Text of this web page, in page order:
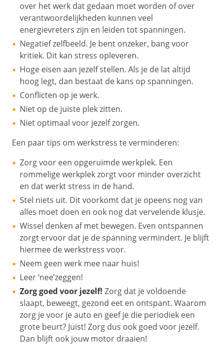
over het werk dat gedaan moet worden of over
verantwoordelijkheden kunnen veel
energievreters zijn en leiden tot spanningen.
Negatief zelfbeeld. Je bent onzeker, bang voor
kritiek. Dit kan stress opleveren.
Hoge eisen aan jezelf stellen. Als je de lat altijd
hoog legt, dan bestaat de kans op spanningen.
Conflicten op je werk.
Niet op de juiste plek zitten.
Niet optimaal voor jezelf zorgen.
Een paar tips om werkstress te verminderen:
Zorg voor een opgeruimde werkplek. Een
rommelige werkplek zorgt voor minder overzicht
en dat werkt stress in de hand.
Stel niets uit. Dit voorkomt dat je opeens nog van
alles moet doen en ook nog dat vervelende klusje.
Wissel denken af met bewegen. Even ontspannen
zorgt ervoor dat je de spanning vermindert. Je blijft
hiermee de werkstress voor.
Neem geen werk mee naar huis!
Leer ‘nee’zeggen!
Zorg goed voor jezelf! Zorg dat je voldoende
slaapt, beweegt, gezond eet en ontspant. Waarom
zorg je voor je auto en geef je die periodiek een
grote beurt? Juist! Zorg dus ook goed voor jezelf.
Dan blijft ook jouw motor draaien!